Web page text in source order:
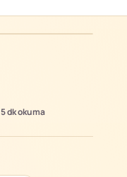
5 dkokuma